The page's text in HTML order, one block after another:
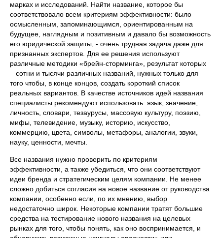
марках и исследований. Найти название, которое бы
соответствовало всем критериям эффективности: было
осмысленным, запоминающимся, ориентированным на
будущее, наглядным и позитивным и давало бы возможность
его юридической защиты, - очень трудная задача даже для
признанных экспертов. Для ее решения используют
различные методики «брейн-сторминга», результат которых
– сотни и тысячи различных названий, нужных только для
того чтобы, в конце концов, создать короткий список
реальных вариантов. В качестве источников идей названия
специалисты рекомендуют использовать: язык, значение,
личность, словари, тезаурусы, массовую культуру, поэзию,
мифы, телевидение, музыку, историю, искусство,
коммерцию, цвета, символы, метафоры, аналогии, звуки,
науку, ценности, мечты.
Все названия нужно проверить по критериям
эффективности, а также убедиться, что они соответствуют
идеи бренда и стратегическим целям компании. Не менее
сложно добиться согласия на новое название от руководства
компании, особенно если, по их мнению, выбор
недостаточно широк. Некоторые компании тратят большие
средства на тестирование нового названия на целевых
рынках для того, чтобы понять, как оно воспринимается, и